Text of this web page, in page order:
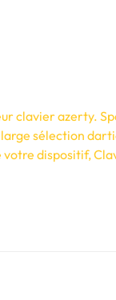
clavier azerty.
sélection
dispositif,